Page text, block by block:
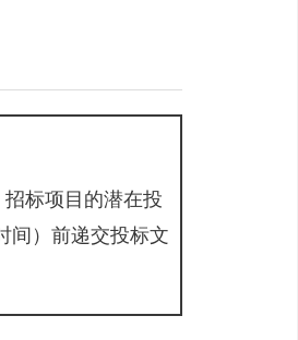
招标项目的潜在投
间）前递交投标文